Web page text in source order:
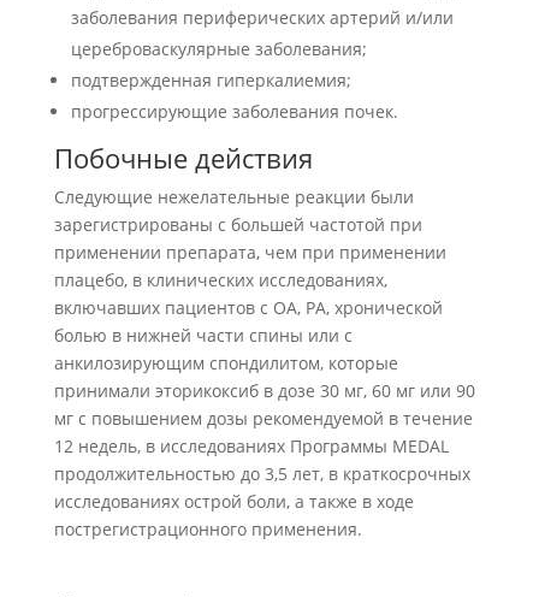
заболевания периферических артерий и/или
цереброваскулярные заболевания;
подтвержденная гиперкалиемия;
прогрессирующие заболевания почек.
Побочные действия
Следующие нежелательные реакции были
зарегистрированы с большей частотой при
применении препарата, чем при применении
плацебо, в клинических исследованиях,
включавших пациентов с ОА, РА, хронической
болью в нижней части спины или с
анкилозирующим спондилитом, которые
принимали эторикоксиб в дозе 30 мг, 60 мг или 90
мг с повышением дозы рекомендуемой в течение
12 недель, в исследованиях Программы MEDAL
продолжительностью до 3,5 лет, в краткосрочных
исследованиях острой боли, а также в ходе
пострегистрационного применения.